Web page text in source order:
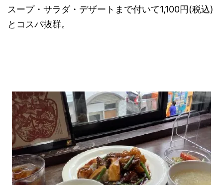
スープ・サラダ・デザートまで付いて1,100円(税込)
とコスパ抜群。